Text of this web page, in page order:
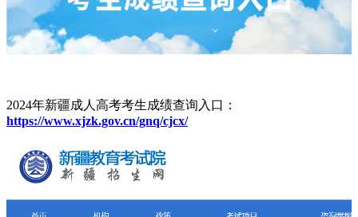
2024年新疆成人高考考生成绩查询入口：
https://www.xjzk.gov.cn/gnq/cjcx/